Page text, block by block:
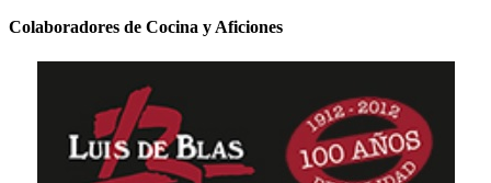
Colaboradores de Cocina y Aficiones